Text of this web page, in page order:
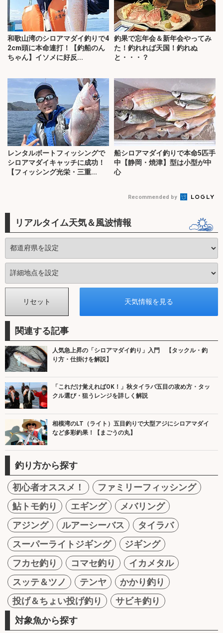
和歌山湾のシロアマダイ釣りで4
2cm頭に本命連打！【釣船のん
ちゃん】イソメに好反...
釣果で忘年会＆新年会やってみ
た！釣れれば天国！釣れぬ
と・・・？
レンタルボートフィッシングで
シロアマダイキャッチに成功！
【フィッシング光栄・三重...
船シロアマダイ釣りで本命5匹手
中【静岡・焼津】型は小型が中
心
Recommended by
リアルタイム天気＆風波情報
関連する記事
人気急上昇の「シロアマダイ釣り」入門 【タックル・釣
り方・仕掛けを解説】
「これだけ覚えればOK！」秋タイラバ五目の攻め方・タッ
クル選び・狙うレンジを詳しく解説
相模湾のLT（ライト）五目釣りで大型アジにシロアマダイ
など多彩釣果！【まごうの丸】
釣り方から探す
初心者オススメ！
ファミリーフィッシング
鮎トモ釣り
エギング
メバリング
アジング
ルアーシーバス
タイラバ
スーパーライトジギング
ジギング
フカセ釣り
コマセ釣り
イカメタル
スッテ＆ツノ
テンヤ
かかり釣り
投げ＆ちょい投げ釣り
サビキ釣り
対象魚から探す